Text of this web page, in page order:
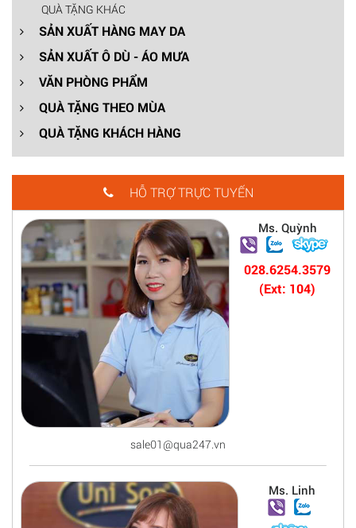
QUÀ TẶNG KHÁC
SẢN XUẤT HÀNG MAY DA
SẢN XUẤT Ô DÙ - ÁO MƯA
VĂN PHÒNG PHẨM
QUÀ TẶNG THEO MÙA
QUÀ TẶNG KHÁCH HÀNG
HỖ TRỢ TRỰC TUYẾN
Ms. Quỳnh
028.6254.3579
(Ext: 104)
sale01@qua247.vn
Ms. Linh